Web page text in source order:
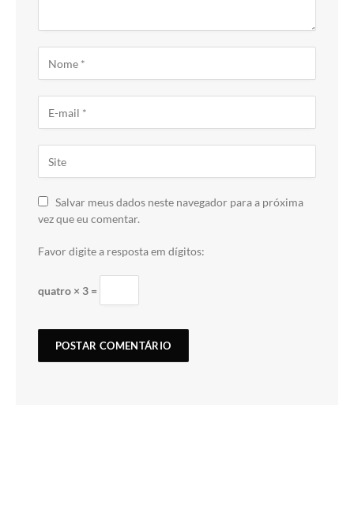
Salvar meus dados neste navegador para a próxima
vez que eu comentar.
Favor digite a resposta em dígitos:
quatro × 3 =